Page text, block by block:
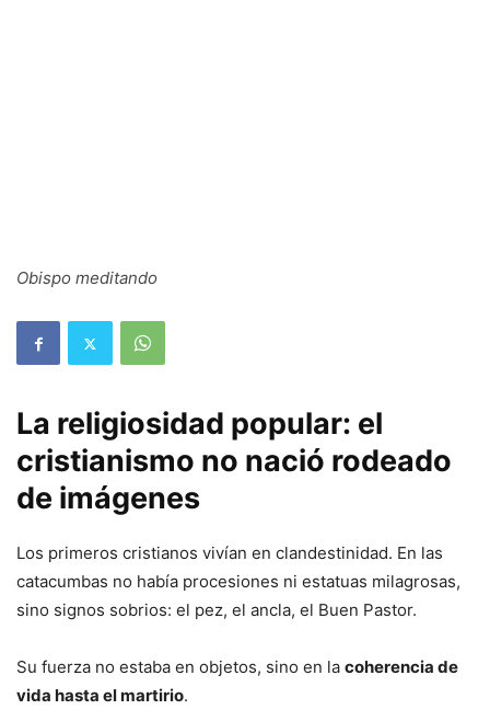
Obispo meditando
La religiosidad popular: el
cristianismo no nació rodeado
de imágenes
Los primeros cristianos vivían en clandestinidad. En las
catacumbas no había procesiones ni estatuas milagrosas,
sino signos sobrios: el pez, el ancla, el Buen Pastor.
Su fuerza no estaba en objetos, sino en la coherencia de
vida hasta el martirio.